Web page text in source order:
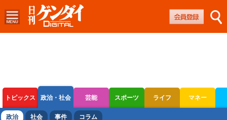
トピックス 政治・社会 芸能 スポーツ ライフ マネー
ボートレース 競輪 オートレース
政治 社会 事件 コラム